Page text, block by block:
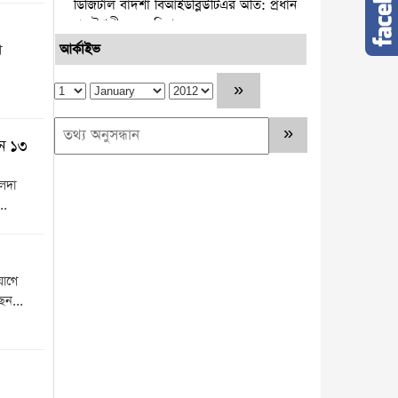
১৩
ডিজিটাল বাদশা বিআইডব্লিউটিএর অতি: প্রধান
প্রকৌশলী মজনু মিয়া
নারায়ণগঞ্জ সিটি কর্পোরেশন ও স্থানীয়
বিএনপির উদ্যোগে স্কুল লাগোয়া ময়লার স্তুপ
অপসারণ
পটুয়াখালীতে আমতলীর শ্রমিক দল
সভাপতিকে কুপিয়ে ও পিটিয়ে হত্যা
আর্কাইভ